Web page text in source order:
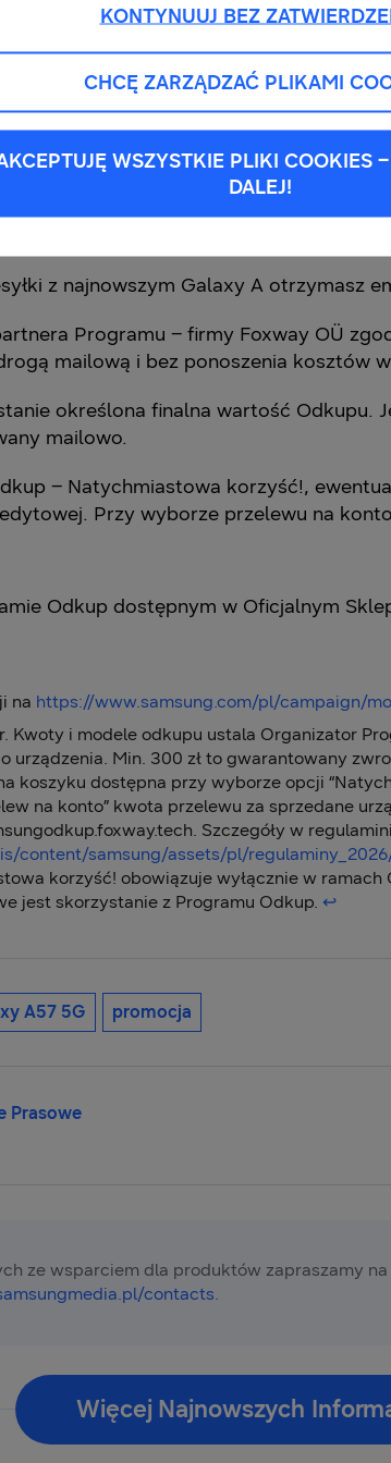
Odkup.
przelewem na konto albo
telefonu już w momencie
wypełniając formularz
i możę ulec zmianie po
Foxway OÜ).
z najnowszym Galaxy A otrzymasz
Programu – firmy Foxway OÜ
mailową i bez ponoszenia kosztów
określona finalna wartość Odkupu.
mailowo.
– Natychmiastowa korzyść!,
Przy wyborze przelewu na
Odkup dostępnym w Oficjalnym
na https://www.samsung.com/pl/campaign/
Kwoty i modele odkupu ustala Organizator
urządzenia. Min. 300 zł to gwarantowany
koszyku dostępna przy wyborze opcji
na konto” kwota przelewu za sprzedane
Szczegóły w
content/samsung/assets/pl/
korzyść! obowiązuje wyłącznie w
jest skorzystanie z Programu Odkup. ↩︎
A57 5G promocja
Prasowe
ze wsparciem dla produktów zapraszamy
contacts.
Więcej Najnowszych
KONTYNUUJ BEZ
CHCĘ ZARZĄDZAĆ PLIKAMI
WSZYSTKIE PLIKI COOKIES
DALEJ!